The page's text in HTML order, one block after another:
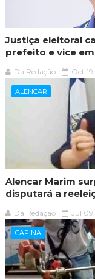
Justiça eleitoral
prefeito e vice
Da Redação Oct
ALENCAR
Alencar Marim
disputará a
Da Redação Jul
CAPINA